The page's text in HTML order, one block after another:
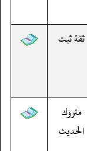
ثقة ثبت
متروك
الحديث